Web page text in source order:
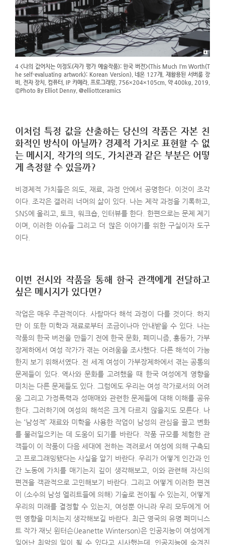
4 <나의 값어치는 이정도(자가 평가 예술작품): 한국 버전>(This Much I’m Worth(T
he self-evaluating artwork): Korean Version), 네온 127개, 재활용된 서버룸 장
비, 전자 장치, 컴퓨터, IP 카메라, 프로그래밍, 756×204×105cm, 약 400kg, 2019.
ⓒPhoto By Elliot Denny, @elliottceramics
이처럼 특정 값을 산출하는 당신의 작품은 자본 친
화적인 방식이 아닐까? 경제적 가치로 표현할 수 없
는 메시지, 작가의 의도, 가치관과 같은 부분은 어떻
게 측정할 수 있을까?
비경제적 가치들은 의도, 재료, 과정 안에서 공명한다. 이것이 조각
이다. 조각은 갤러리 너머의 삶이 있다. 나는 제작 과정을 기록하고,
SNS에 올리고, 토크, 워크숍, 인터뷰를 한다. 한편으로는 문제 제기
이며, 이러한 이슈들 그리고 더 많은 이야기를 위한 구실이자 도구
이다.
이번 전시와 작품을 통해 한국 관객에게 전달하고
싶은 메시지가 있다면?
작업은 매우 주관적이다. 사람마다 해석 과정이 다를 것이다. 하지
만 이 또한 미학과 재료로부터 조금이나마 안내받을 수 있다. 나는
작품의 한국 버전을 만들기 전에 한국 문화, 페미니즘, 홍등가, 가부
장제하에서 여성 작가가 겪는 어려움을 조사했다. 다른 해석이 가능
한지 보기 위해서였다. 전 세계 여성이 가부장제하에서 겪는 공통의
문제들이 있다. 역사와 문화를 고려했을 때 한국 여성에게 영향을
미치는 다른 문제들도 있다. 그럼에도 우리는 여성 작가로서의 어려
움 그리고 가정폭력과 성매매와 관련한 문제들에 대해 이해를 공유
한다. 그러하기에 여성의 해석은 크게 다르지 않을지도 모른다. 나
는 ‘남성적’ 재료와 미학을 사용한 작업이 남성의 관심을 끌고 변화
를 불러일으키는 데 도움이 되기를 바란다. 작품 규모를 체험한 관
객들이 이 작품이 다음 세대에 전하는 격려로서 여성에 의해 구축되
고 프로그래밍됐다는 사실을 알기 바란다. 우리가 어떻게 인간과 인
간 노동에 가치를 매기는지 깊이 생각해보고, 이와 관련해 자신의
편견을 객관적으로 고민해보기 바란다. 그리고 어떻게 이러한 편견
이 (소수의 남성 엘리트들에 의해) 기술로 전이될 수 있는지, 어떻게
우리의 미래를 결정할 수 있는지, 여성뿐 아니라 우리 모두에게 어
떤 영향을 미치는지 생각해보길 바란다. 최근 영국의 유명 페미니스
트 작가 재닛 윈터슨(Jeanette Winterson)은 인공지능이 여성에게
일어난 최악의 일이 될 수 있다고 시사했는데, 인공지능에 숨겨진